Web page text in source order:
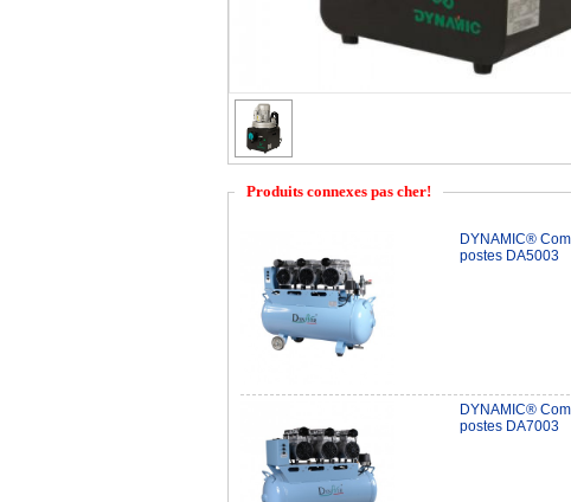
Produits connexes pas cher!
DYNAMIC®
postes DA5003
DYNAMIC®
postes DA7003